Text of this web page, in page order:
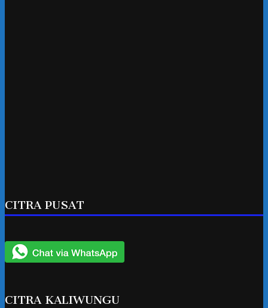
CITRA PUSAT
CITRA KALIWUNGU